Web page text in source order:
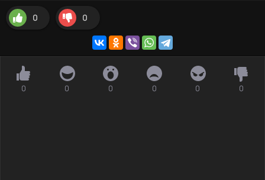
0 0
0 0 0 0 0 0